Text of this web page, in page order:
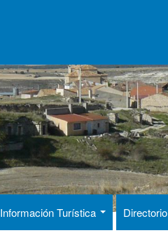
Información Turística